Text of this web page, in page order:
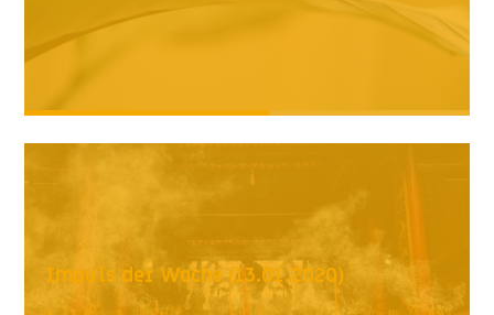
Impuls der Woche (13.01.2020)